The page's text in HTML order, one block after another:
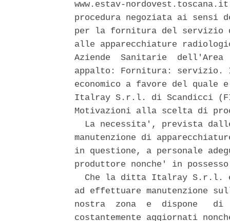
www.estav-
procedura negoziata ai
per la fornitura del servizio
alle apparecchiature
Aziende  Sanitarie
appalto: Fornitura: servizio.
economico a favore del
Italray S.r.l. di Scandicci
Motivazioni alla scelta di
La necessita', prevista
manutenzione di
in questione, a personale
produttore nonche' in
Che la ditta Italray S.r.l.
ad effettuare manutenzione
nostra  zona  e  dispone   di
costantemente aggiornati